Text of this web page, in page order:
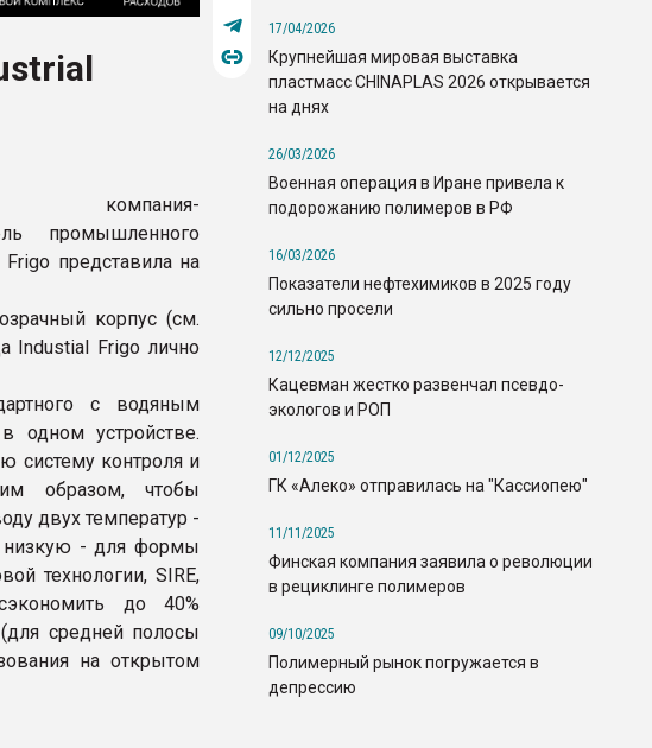
компания-
промышленного
представила на
корпус (см.
Industial Frigo лично
с водяным
одном устройстве.
систему контроля и
образом, чтобы
двух температур -
низкую - для формы
технологии, SIRE,
до 40%
средней полосы
на открытом
17/04/2026
Крупнейшая мировая выставка
пластмасс CHINAPLAS 2026 открывается
на днях
26/03/2026
Военная операция в Иране привела к
подорожанию полимеров в РФ
16/03/2026
Показатели нефтехимиков в 2025 году
сильно просели
12/12/2025
Кацевман жестко развенчал псевдо-
экологов и РОП
01/12/2025
ГК «Алеко» отправилась на "Кассиопею"
11/11/2025
Финская компания заявила о революции
в рециклинге полимеров
09/10/2025
Полимерный рынок погружается в
депрессию